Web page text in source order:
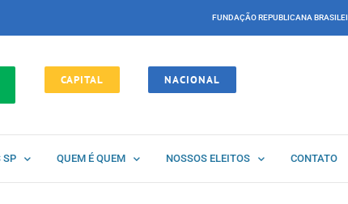
FUNDAÇÃO REPUBLICANA
CAPITAL NACIONAL
SP QUEM É QUEM NOSSOS ELEITOS CONTATO